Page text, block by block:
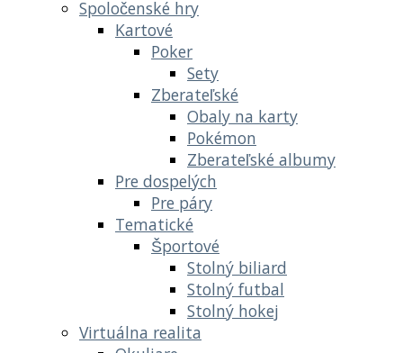
Spoločenské hry
Kartové
Poker
Sety
Zberateľské
Obaly na karty
Pokémon
Zberateľské albumy
Pre dospelých
Pre páry
Tematické
Športové
Stolný biliard
Stolný futbal
Stolný hokej
Virtuálna realita